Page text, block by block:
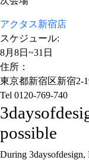
アクタス新宿店
スケジュール:
8月8日~31日
住所：
東京都新宿区新宿2-
Tel 0120-769-740
possible
During 3daysofdesign,